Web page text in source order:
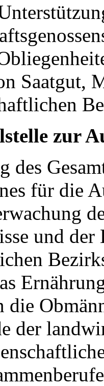
Saatgut,
zur
des
für die
und der
die
der